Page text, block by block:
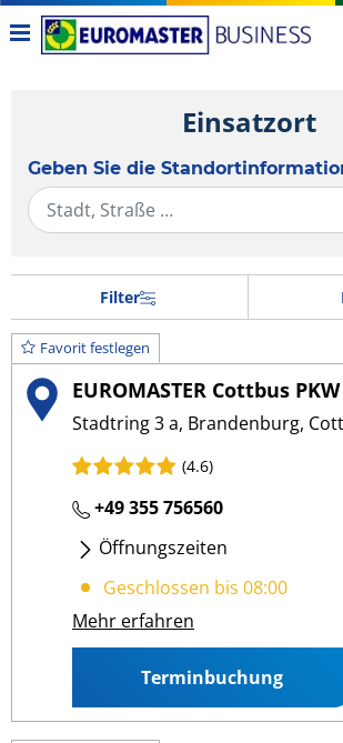
Einsatzort
Geben Sie die
Filter
Favorit festlegen
EUROMASTER Cottbus
Stadtring 3 a, Brandenburg,
(4.6)
+49 355 756560
Öffnungszeiten
Mo - Fr: 08:00 17:00
Geschlossen bis 08:00
Mehr erfahren
Terminbuchung